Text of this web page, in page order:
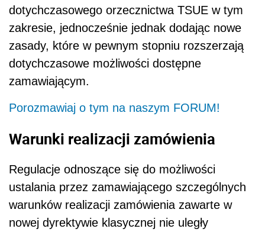
dotychczasowego orzecznictwa TSUE w tym
zakresie, jednocześnie jednak dodając nowe
zasady, które w pewnym stopniu rozszerzają
dotychczasowe możliwości dostępne
zamawiającym.
Porozmawiaj o tym na naszym FORUM!
Warunki realizacji zamówienia
Regulacje odnoszące się do możliwości
ustalania przez zamawiającego szczególnych
warunków realizacji zamówienia zawarte w
nowej dyrektywie klasycznej nie uległy